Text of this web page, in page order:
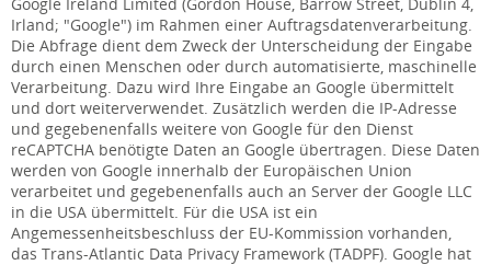
Irland; "Google") im Rahmen einer Auftragsdatenverarbeitung.
Die Abfrage dient dem Zweck der Unterscheidung der Eingabe
durch einen Menschen oder durch automatisierte, maschinelle
Verarbeitung. Dazu wird Ihre Eingabe an Google übermittelt
und dort weiterverwendet. Zusätzlich werden die IP-Adresse
und gegebenenfalls weitere von Google für den Dienst
reCAPTCHA benötigte Daten an Google übertragen. Diese Daten
werden von Google innerhalb der Europäischen Union
verarbeitet und gegebenenfalls auch an Server der Google LLC
in die USA übermittelt. Für die USA ist ein
Angemessenheitsbeschluss der EU-Kommission vorhanden,
das Trans-Atlantic Data Privacy Framework (TADPF). Google hat